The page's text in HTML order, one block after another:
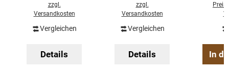
zzgl.
Versandkosten
Vergleichen
Details
zzgl.
Versandkosten
Vergleichen
Details In